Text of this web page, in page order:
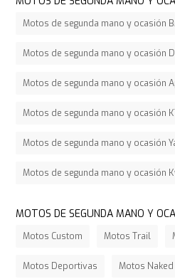
Motos de segunda mano y ocasión
Motos de segunda mano y ocasión
Motos de segunda mano y ocasión
Motos de segunda mano y ocasión
Motos de segunda mano y ocasión
Motos de segunda mano y ocasión
MOTOS DE SEGUNDA MANO Y
Motos Custom Motos Trail
Motos Deportivas Motos Naked